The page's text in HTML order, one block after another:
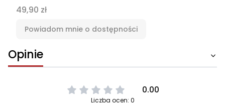
Cena
49,90 zł
Powiadom mnie o dostępności
Opinie
0.00
Liczba ocen: 0